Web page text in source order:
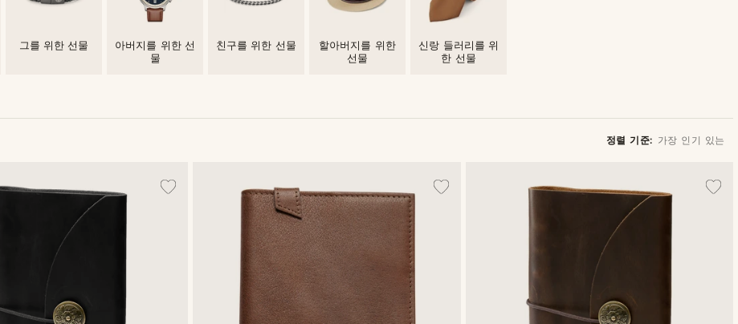
그를 위한 선물
아버지를 위한 선
물
친구를 위한 선물
할아버지를 위한
선물
신랑 들러리를 위
한 선물
정렬 기준: 가장 인기 있는
최신순
낮은가격순